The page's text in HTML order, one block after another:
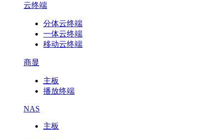
云终端
分体云终端
一体云终端
移动云终端
商显
主板
播放终端
NAS
主板